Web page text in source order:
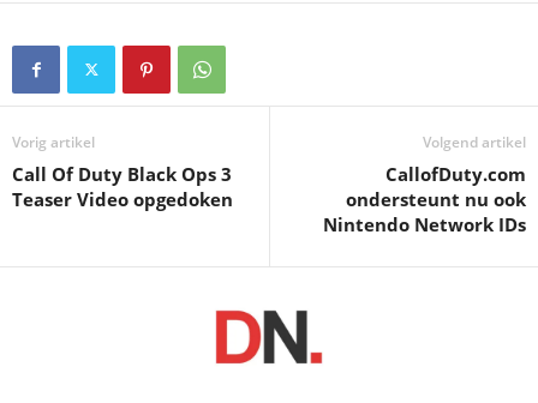
Vorig artikel
Call Of Duty Black Ops 3
Teaser Video opgedoken
Volgend artikel
CallofDuty.com
ondersteunt nu ook
Nintendo Network IDs